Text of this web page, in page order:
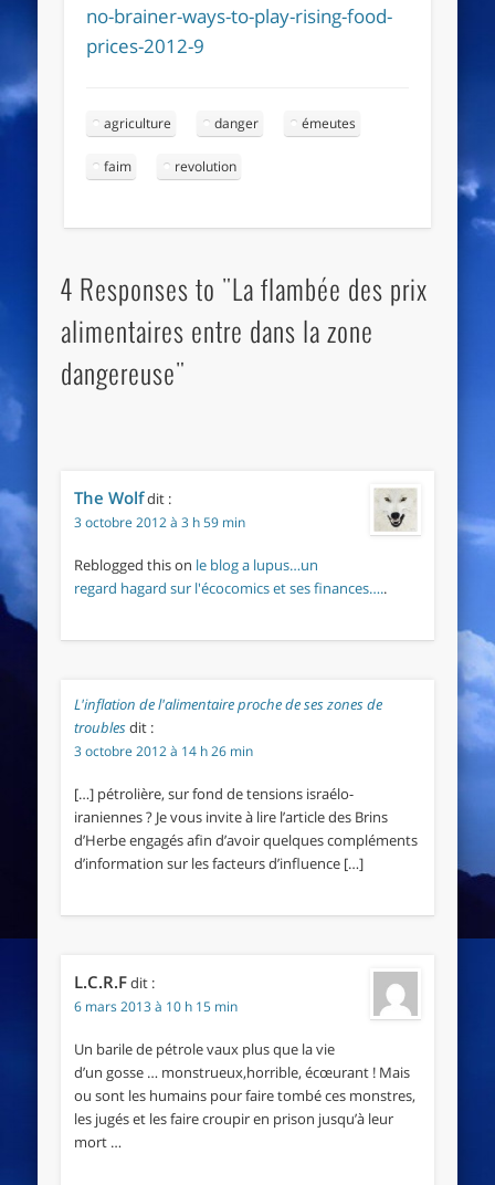
no-brainer-ways-to-play-rising-food-
prices-2012-9
agriculture danger émeutes
faim revolution
4 Responses to "La flambée des prix
alimentaires entre dans la zone
dangereuse"
The Wolfdit :
3 octobre 2012 à 3 h 59 min
Reblogged this on le blog a lupus…un
regard hagard sur l'écocomics et ses finances…..
L'inflation de l'alimentaire proche de ses zones de
troublesdit :
3 octobre 2012 à 14 h 26 min
[…] pétrolière, sur fond de tensions israélo-
iraniennes ? Je vous invite à lire l’article des Brins
d’Herbe engagés afin d’avoir quelques compléments
d’information sur les facteurs d’influence […]
L.C.R.Fdit :
6 mars 2013 à 10 h 15 min
Un barile de pétrole vaux plus que la vie
d’un gosse … monstrueux,horrible, écœurant ! Mais
ou sont les humains pour faire tombé ces monstres,
les jugés et les faire croupir en prison jusqu’à leur
mort …